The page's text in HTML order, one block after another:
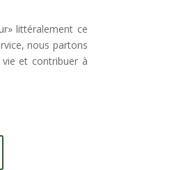
littéralement ce
nous partons
et contribuer à